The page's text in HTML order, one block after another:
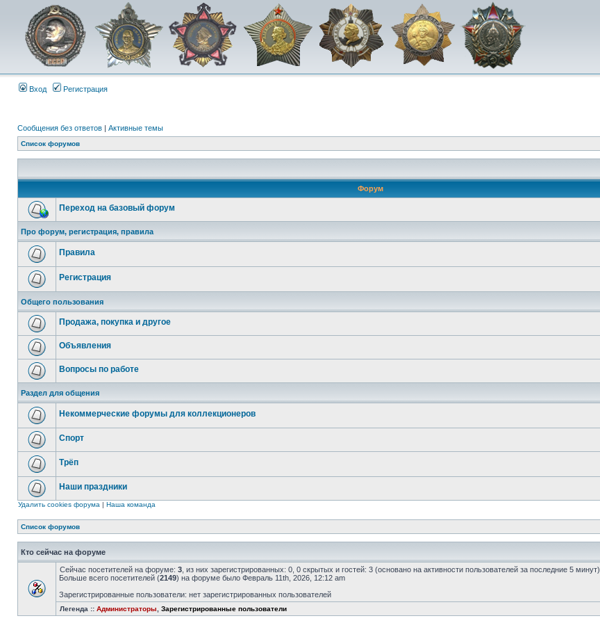
Вход Регистрация
Сообщения без ответов | Активные темы
Список форумов
Форум
Переход на базовый форум
Про форум, регистрация, правила
Правила
Регистрация
Общего пользования
Продажа, покупка и другое
Объявления
Вопросы по работе
Раздел для общения
Некоммерческие форумы для коллекционеров
Спорт
Трёп
Наши праздники
Удалить cookies форума | Наша команда
Список форумов
Кто сейчас на форуме
Сейчас посетителей на форуме: 3 , из них зарегистрированных: 0, 0 скрытых и гостей: 3 (основано на активности пользователей за последние 5 минут)
Больше всего посетителей (2149) на форуме было Февраль 11th, 2026, 12:12 am
Зарегистрированные пользователи: нет зарегистрированных пользователей
Легенда :: Администраторы Зарегистрированные пользователи